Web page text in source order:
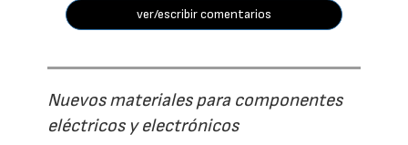
ver/escribir comentarios
Nuevos materiales para componentes
eléctricos y electrónicos